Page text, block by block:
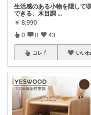
生活感のある小物を隠して
できる、木目調 ...
￥ 8,990
0 0 43
コレ いいね